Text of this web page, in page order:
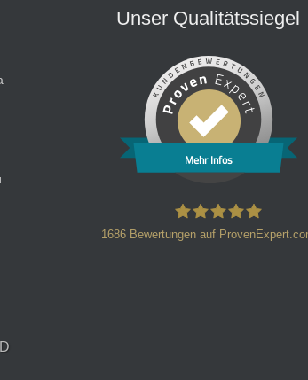
Unser Qualitätssiegel
Mehr Infos
1686 Bewertungen auf